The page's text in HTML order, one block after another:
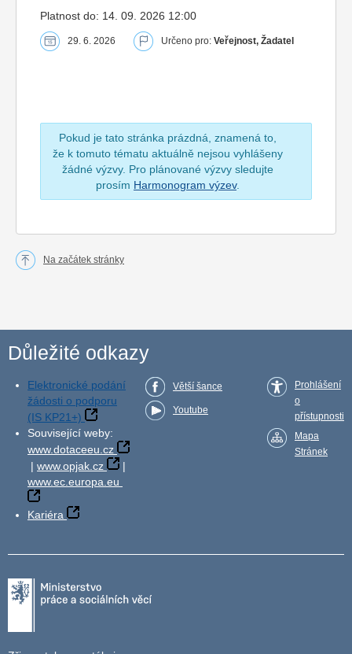
Platnost do: 14. 09. 2026 12:00
29. 6. 2026 Určeno pro: Veřejnost, Žadatel
Pokud je tato stránka prázdná, znamená to,
že k tomuto tématu aktuálně nejsou vyhlášeny
žádné výzvy. Pro plánované výzvy sledujte
prosím Harmonogram výzev.
Na začátek stránky
Důležité odkazy
Elektronické podání
žádosti o podporu
(IS KP21+)
Související weby:
www.dotaceeu.cz
| www.opjak.cz
|
www.ec.europa.eu
Kariéra
Větší šance
Youtube
Prohlášení
o
přístupnosti
Mapa
Stránek